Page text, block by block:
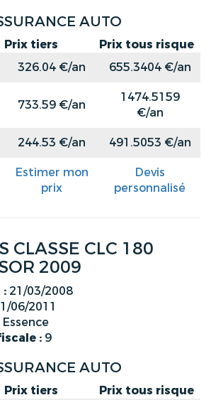
AUTO
Prix tiers
Prix tous risque
326.04 €/an
655.3404 €/an
733.59 €/an
1474.5159
€/an
244.53 €/an 491.5053 €/an
Estimer mon
prix
Devis
personnalisé
CLASSE CLC 180
2009
: 21/03/2008
06/2011
Essence
: 9
AUTO
Prix tiers
Prix tous risque